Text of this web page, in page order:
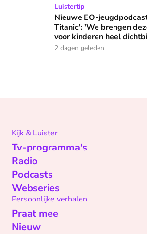
Nieuwe EO-jeugdpodcast
Luistertip
Nieuwe EO-
Titanic': 'We brengen
voor kinderen heel
2 dagen geleden
Kijk & Luister
Tv-programma's
Radio
Podcasts
Webseries
Persoonlijke verhalen
Praat mee
Nieuw